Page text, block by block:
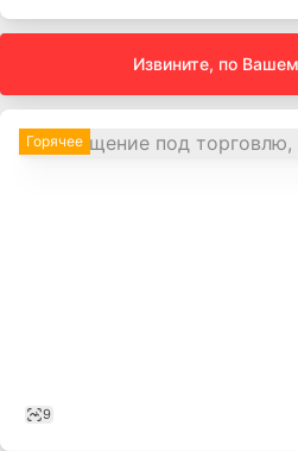
Извините, по
9
Горячее